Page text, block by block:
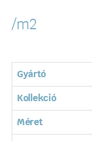
/m2
Gyártó
Kollekció
Méret